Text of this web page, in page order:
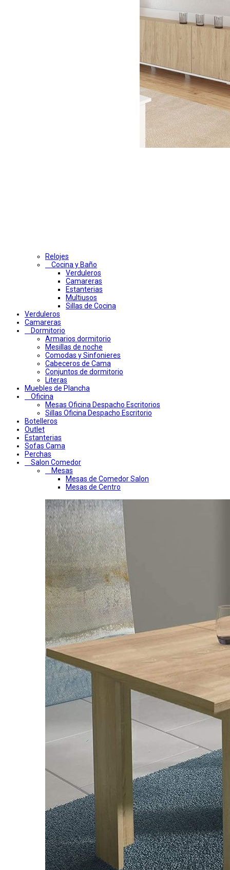
Relojes
Cocina y Baño
Verduleros
Camareras
Estanterias
Multiusos
Sillas de Cocina
Verduleros
Camareras
Dormitorio
Armarios dormitorio
Mesillas de noche
Comodas y Sinfonieres
Cabeceros de Cama
Conjuntos de dormitorio
Literas
Muebles de Plancha
Oficina
Mesas Oficina Despacho Escritorios
Sillas Oficina Despacho Escritorio
Botelleros
Outlet
Estanterias
Sofas Cama
Perchas
Salon Comedor
Mesas
Mesas de Comedor Salon
Mesas de Centro